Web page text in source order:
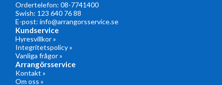
Ordertelefon: 08-7741400
Swish: 123 640 76 88
E-post: info@arrangorsservice.se
Kundservice
Hyresvillkor »
Integritetspolicy »
Vanliga frågor »
Arrangörsservice
Kontakt »
Om oss »